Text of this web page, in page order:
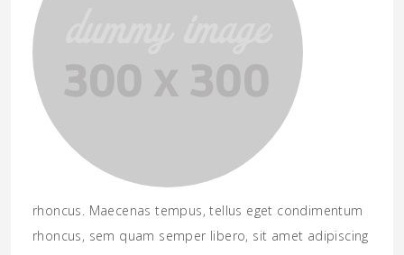
rhoncus. Maecenas tempus, tellus eget condimentum
rhoncus, sem quam semper libero, sit amet adipiscing